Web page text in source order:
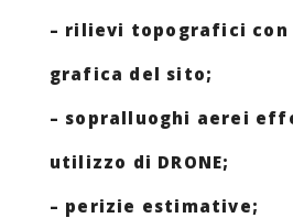
– rilievi topografici
grafica del sito;
– sopralluoghi aerei
utilizzo di DRONE;
– perizie estimative;